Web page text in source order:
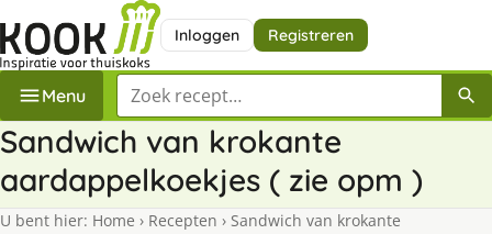
Inloggen Registreren
Menu Zoek een recept
Sandwich van krokante
aardappelkoekjes ( zie opm )
U bent hier: Home › Recepten › Sandwich van krokante